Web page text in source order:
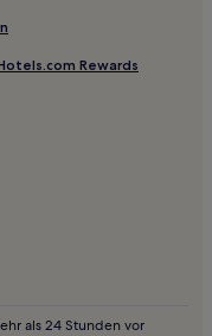
Santillana del Mar
Rewards
als 24 Stunden vor